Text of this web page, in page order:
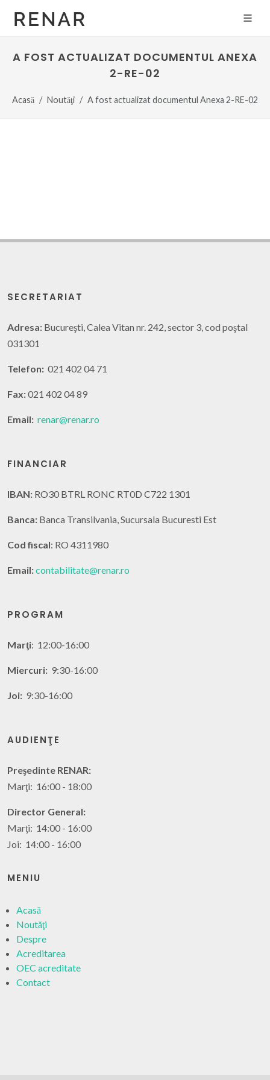
A FOST ACTUALIZAT DOCUMENTUL ANEXA
2-RE-02
Acasă Noutăţi A fost actualizat documentul Anexa 2-RE-02
SECRETARIAT
Adresa: Bucureşti, Calea Vitan nr. 242, sector 3, cod poştal
031301
Telefon: 021 402 04 71
Fax:021 402 04 89
Email: renar@renar.ro
FINANCIAR
IBAN: RO30 BTRL RONC RT0D C722 1301
Banca: Banca Transilvania, Sucursala Bucuresti Est
Cod fiscal: RO 4311980
Email:contabilitate@renar.ro
PROGRAM
Marţi: 12:00-16:00
Miercuri: 9:30-16:00
Joi: 9:30-16:00
AUDIENŢE
Preşedinte RENAR:
Marţi: 16:00 - 18:00
Director General:
Marţi: 14:00 - 16:00
Joi: 14:00 - 16:00
MENIU
Acasă
Noutăţi
Despre
Acreditarea
OEC acreditate
Contact